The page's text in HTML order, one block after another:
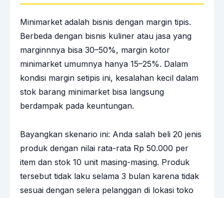
Minimarket adalah bisnis dengan margin tipis.
Berbeda dengan bisnis kuliner atau jasa yang
marginnnya bisa 30–50%, margin kotor
minimarket umumnya hanya 15–25%. Dalam
kondisi margin setipis ini, kesalahan kecil dalam
stok barang minimarket bisa langsung
berdampak pada keuntungan.
Bayangkan skenario ini: Anda salah beli 20 jenis
produk dengan nilai rata-rata Rp 50.000 per
item dan stok 10 unit masing-masing. Produk
tersebut tidak laku selama 3 bulan karena tidak
sesuai dengan selera pelanggan di lokasi toko